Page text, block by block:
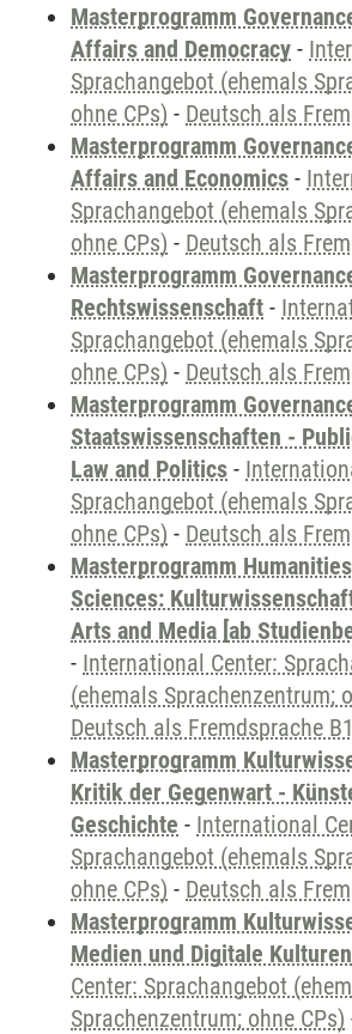
Masterprogramm
Affairs and Democracy -
Sprachangebot (ehemals
ohne CPs) - Deutsch als
Masterprogramm
Affairs and Economics -
Sprachangebot (ehemals
ohne CPs) - Deutsch als
Masterprogramm
Rechtswissenschaft -
Sprachangebot (ehemals
ohne CPs) - Deutsch als
Masterprogramm
Staatswissenschaften -
Law and Politics -
Sprachangebot (ehemals
ohne CPs) - Deutsch als
Masterprogramm
Sciences:
Arts and Media [ab
- International Center:
(ehemals Sprachenzentrum;
Deutsch als Fremdsprache B1
Masterprogramm
Kritik der Gegenwart -
Geschichte - International
Sprachangebot (ehemals
ohne CPs) - Deutsch als
Masterprogramm
Medien und Digitale Kulturen
Center: Sprachangebot
Sprachenzentrum; ohne CPs)